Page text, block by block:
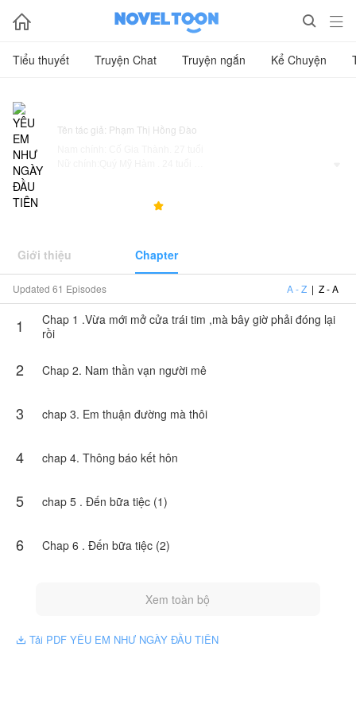
  
Tiểu thuyết Truyện Chat Truyện ngắn Kể Chuyện
Tên tác giả: Phạm Thị Hồng Đào
đành để tình cảm của mình ở trong lòng .
bề ngoài thì tỏ vẻ không có gì nhưng sâu bên trong là đau
thương ..
vào công việc để quên đi bóng hình năm xưa.
tải, nội dung chỉ là quan điểm của bản thân tác giả, không thể
hiện lập trường của NovelToon

Giới thiệu Chapter
Updated 61 Episodes A - Z | Z - A
1
Chap 1 .Vừa mới mở cửa trái tim ,mà bây giờ phải đóng lại
rồi
2 Chap 2. Nam thần vạn người mê
3 chap 3. Em thuận đường mà thôi
4 chap 4. Thông báo kết hôn
5 chap 5 . Đến bữa tiệc (1)
6 Chap 6 . Đến bữa tiệc (2)
Xem toàn bộ
 Tải PDF YÊU EM NHƯ NGÀY ĐẦU TIÊN